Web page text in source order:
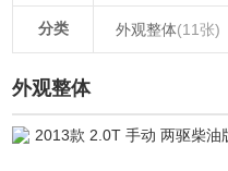
分类 外观整体(11张)
外观整体